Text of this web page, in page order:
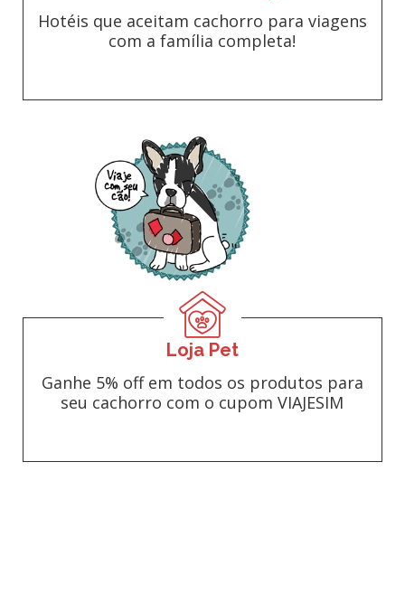
Hotéis que aceitam cachorro para viagens
com a família completa!
Loja Pet
Ganhe 5% off em todos os produtos para
seu cachorro com o cupom VIAJESIM